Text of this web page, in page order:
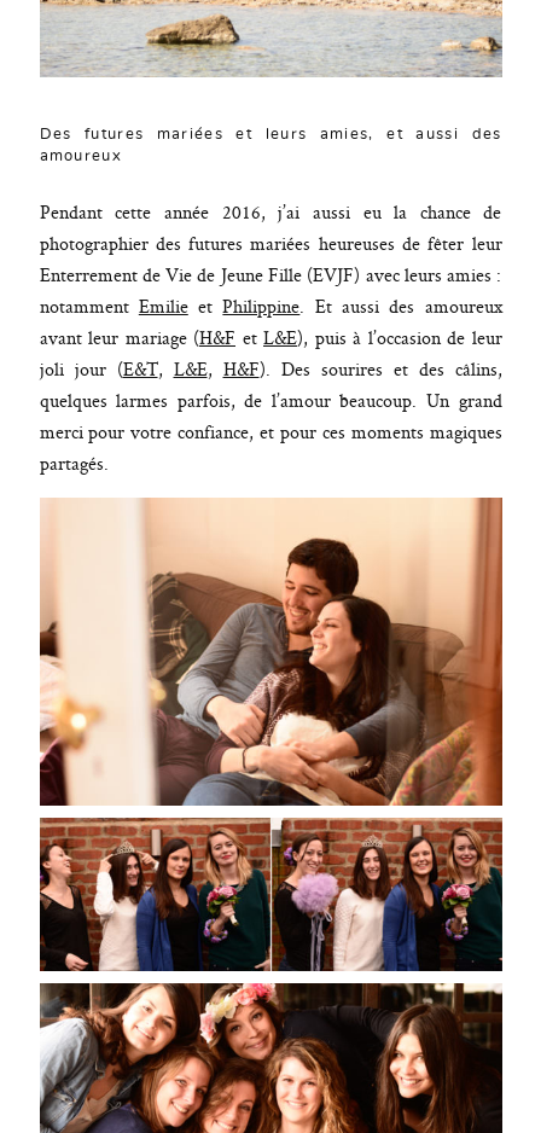
Des futures mariées et leurs amies, et aussi des
amoureux
Pendant cette année 2016, j’ai aussi eu la chance de
photographier des futures mariées heureuses de fêter leur
Enterrement de Vie de Jeune Fille (EVJF) avec leurs amies :
notamment EmilieetPhilippine. Et aussi des amoureux
avant leur mariage (H&F et L&E), puis à l’occasion de leur
joli jour (E&T, L&E, H&F). Des sourires et des câlins,
quelques larmes parfois, de l’amour beaucoup. Un grand
merci pour votre confiance, et pour ces moments magiques
partagés.